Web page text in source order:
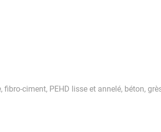
ciment, PEHD lisse et annelé, béton,